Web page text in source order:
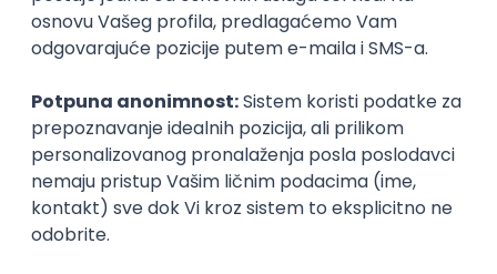
da on vidi vaš potencijal i znanje možda i bolje nego
što vi vidite i tu je da vam bude podrška i da vas
mogućnosti. Tu je da vas pripremi, usmeri, ohrabri i
da vam obasja put da vi kasnije možete da rastete u
svom smeru i sijate svojim svetlom. Takođe, tu je i da
vam kaže kada grešite i niste u pravu i to isto kao i
sve prethodno treba jako ceniti.